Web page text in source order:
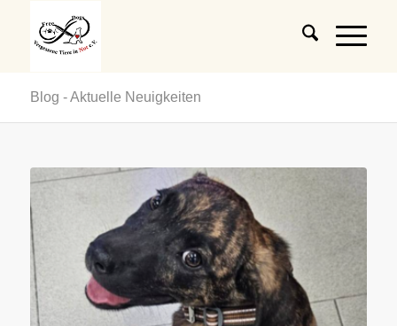
Blog - Aktuelle Neuigkeiten